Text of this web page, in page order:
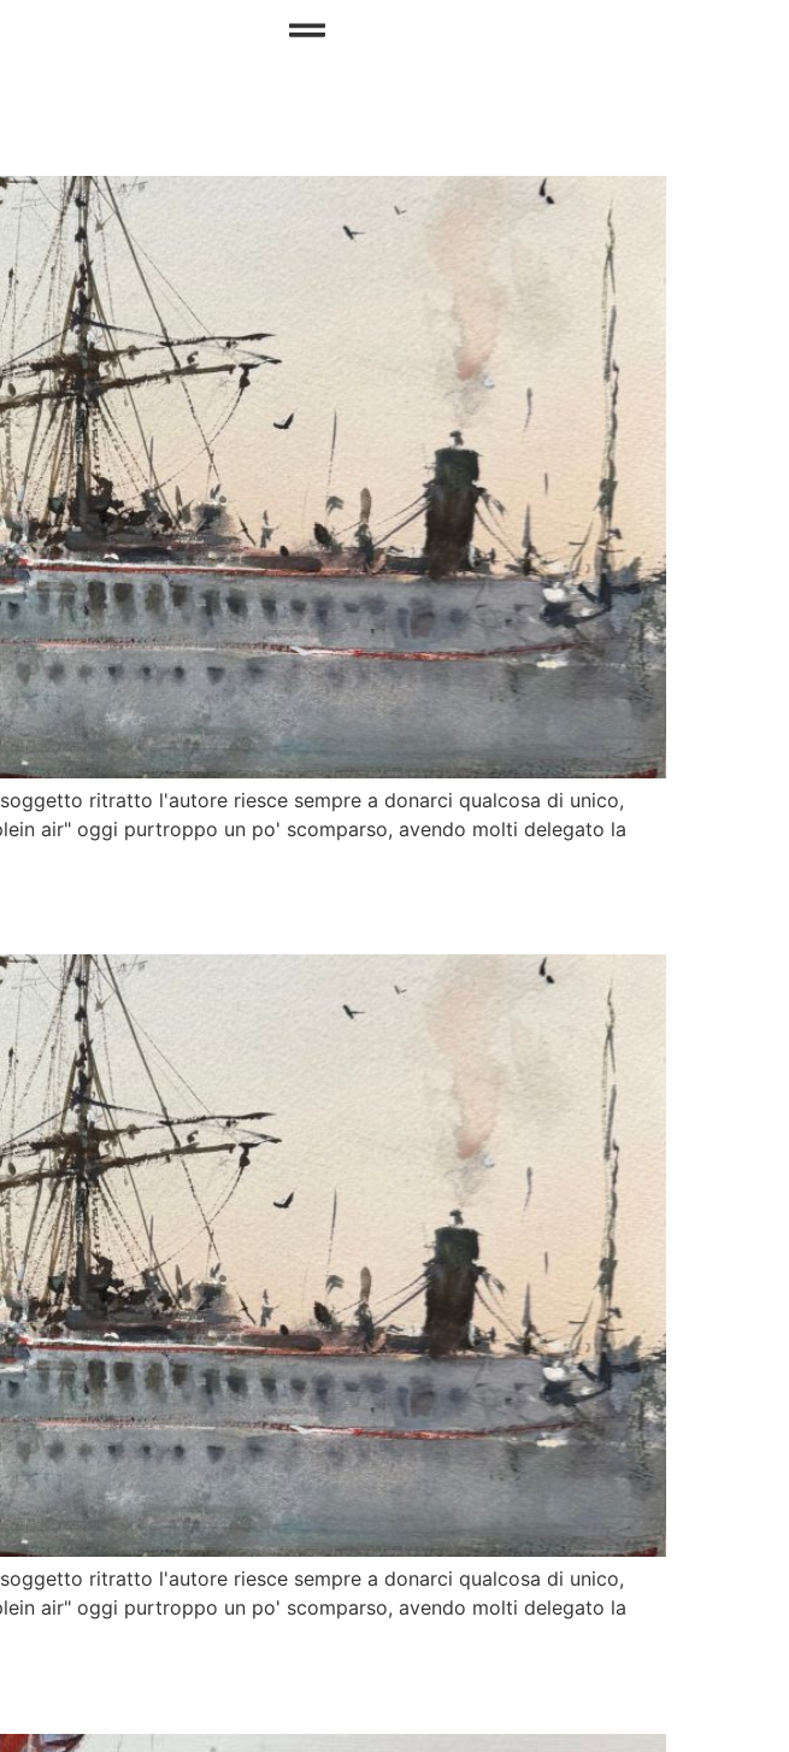
ritratto l'autore riesce sempre a donarci qualcosa di unico,
air" oggi purtroppo un po' scomparso, avendo molti delegato la
ritratto l'autore riesce sempre a donarci qualcosa di unico,
air" oggi purtroppo un po' scomparso, avendo molti delegato la